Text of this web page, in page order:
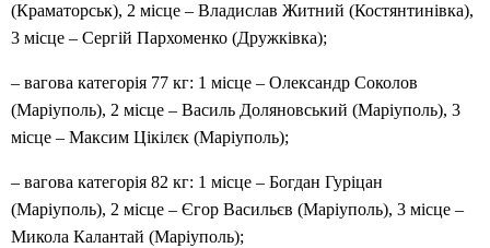
(Краматорськ), 2 місце – Владислав Житний (Костянтинівка),
3 місце – Сергій Пархоменко (Дружківка);
– вагова категорія 77 кг: 1 місце – Олександр Соколов
(Маріуполь), 2 місце – Василь Доляновський (Маріуполь), 3
місце – Максим Цікілєк (Маріуполь);
– вагова категорія 82 кг: 1 місце – Богдан Гуріцан
(Маріуполь), 2 місце – Єгор Васильєв (Маріуполь), 3 місце –
Микола Калантай (Маріуполь);